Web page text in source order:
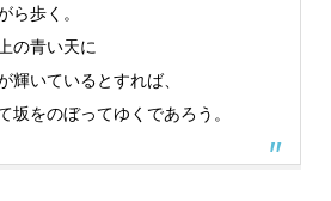
ら歩く。
の青い天に
輝いているとすれば、
坂をのぼってゆくであろう。